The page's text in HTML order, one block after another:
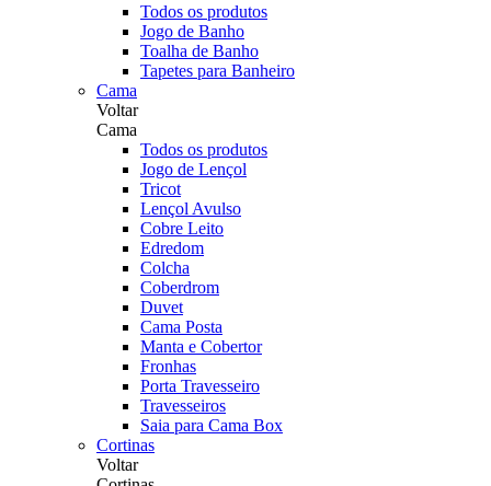
Todos os produtos
Jogo de Banho
Toalha de Banho
Tapetes para Banheiro
Cama
Voltar
Cama
Todos os produtos
Jogo de Lençol
Tricot
Lençol Avulso
Cobre Leito
Edredom
Colcha
Coberdrom
Duvet
Cama Posta
Manta e Cobertor
Fronhas
Porta Travesseiro
Travesseiros
Saia para Cama Box
Cortinas
Voltar